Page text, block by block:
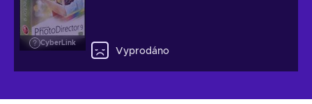
CyberLink
Vyprodáno